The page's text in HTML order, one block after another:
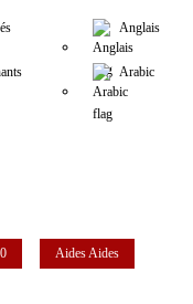
Anglais
Arabic
AidesAides